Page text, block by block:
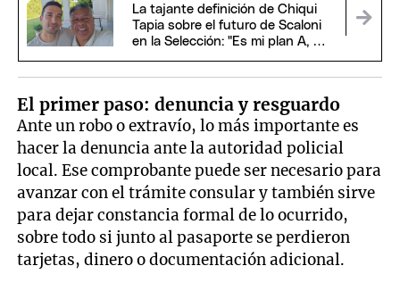
La tajante definición de Chiqui
Tapia sobre el futuro de Scaloni
en la Selección: "Es mi plan A, B y
El primer paso: denuncia y resguardo
Ante un robo o extravío, lo más importante es
hacer la denuncia ante la autoridad policial
local. Ese comprobante puede ser necesario para
avanzar con el trámite consular y también sirve
para dejar constancia formal de lo ocurrido,
sobre todo si junto al pasaporte se perdieron
tarjetas, dinero o documentación adicional.